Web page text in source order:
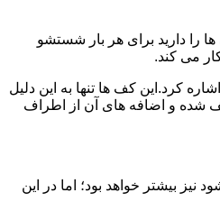
را دارید برای هر بار شستشو
می کند.
کرد.این کف ها تنها به این دلیل
شده و اضافه های آن از اطراف
بیشتر خواهد بود؛ اما در این